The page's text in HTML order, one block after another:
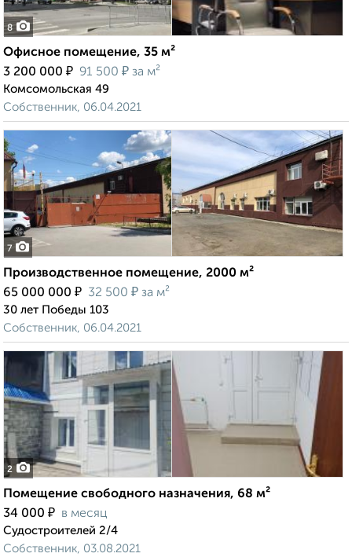
8
Офисное помещение, 35 м²
3 200 000 ₽ 91 500 ₽ за м²
Комсомольская 49
Собственник, 06.04.2021
7
Производственное помещение, 2000 м²
65 000 000 ₽ 32 500 ₽ за м²
30 лет Победы 103
Собственник, 06.04.2021
2
Помещение свободного назначения, 68 м²
34 000 ₽ в месяц
Судостроителей 2/4
Собственник, 03.08.2021